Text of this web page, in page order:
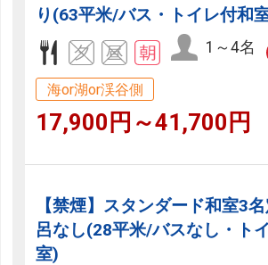
り(63平米/バス・トイレ付和
1～4名
海or湖or渓谷側
17,900円～41,700円
【禁煙】スタンダード和室3
呂なし(28平米/バスなし・ト
室)